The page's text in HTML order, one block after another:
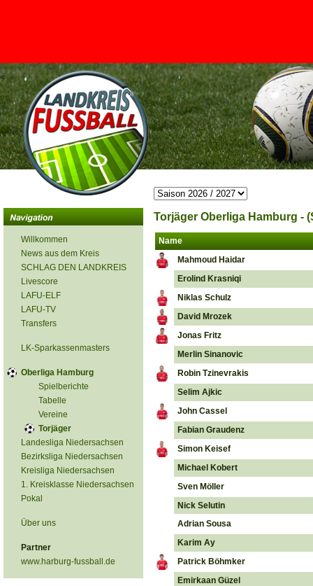
<
Willkommen
News aus dem Kreis
SCHLAG DEN LANDKREIS
Livescore
LAFU-ELF
LAFU-TV
Transfers
LK-Sparkassenmasters
Oberliga Hamburg
Spielberichte
Tabelle
Vereine
Torjäger
Landesliga Niedersachsen
Bezirksliga Niedersachsen
Kreisliga Niedersachsen
1. Kreisklasse Niedersachsen
Pokal
Über uns
Partner
www.harburg-fussball.de
Torjäger Oberliga Hamburg -
Name
Mahmoud Haidar
Erolind Krasniqi
Niklas Schulz
David Mrozek
Jonas Fritz
Merlin Sinanovic
Robin Tzinevrakis
Selim Ajkic
John Cassel
Fabian Graudenz
Simon Keisef
Michael Kobert
Sven Möller
Nick Selutin
Adrian Sousa
Karim Ay
Patrick Böhmker
Emirkaan Güzel